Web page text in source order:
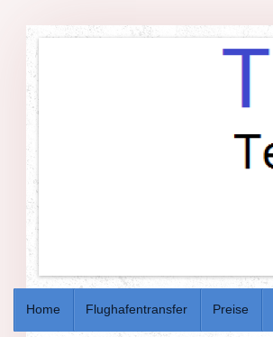
Home Flughafentransfer Preise